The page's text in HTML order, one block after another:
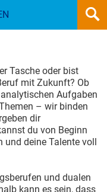
Tasche oder bist
mit Zukunft? Ob
Aufgaben
– wir binden
dir
du von Beginn
und deine Talente voll
und dualen
kann es sein, dass